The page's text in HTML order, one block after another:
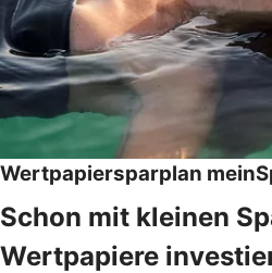
Wertpapiersparplan
Schon mit kleinen
Wertpapiere